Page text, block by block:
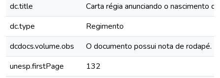
dc.title
Carta régia anunciando o nascimento
dc.type
Regimento
dcdocs.volume.obs
O documento possui nota de rodapé.
unesp.firstPage
132